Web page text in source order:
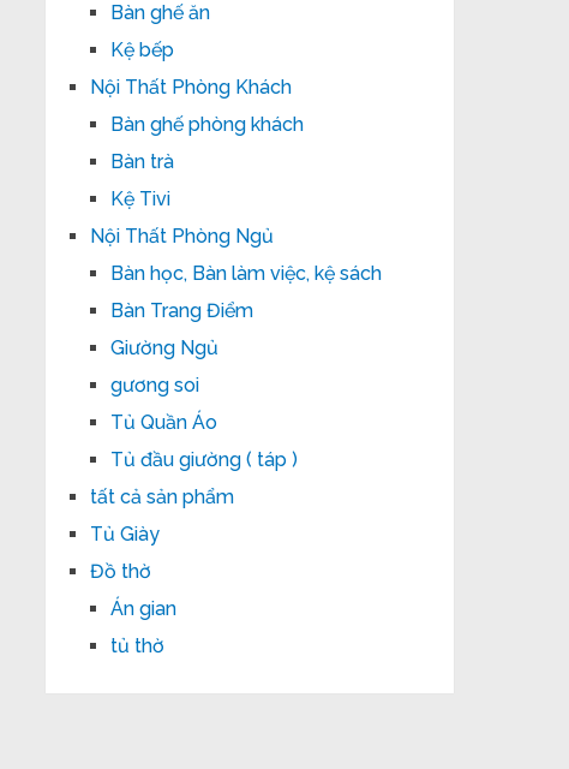
Bàn ghế ăn
Kệ bếp
Nội Thất Phòng Khách
Bàn ghế phòng khách
Bàn trà
Kệ Tivi
Nội Thất Phòng Ngủ
Bàn học, Bàn làm việc, kệ sách
Bàn Trang Điểm
Giường Ngủ
gương soi
Tủ Quần Áo
Tủ đầu giường ( táp )
tất cả sản phẩm
Tủ Giày
Đồ thờ
Án gian
tủ thờ